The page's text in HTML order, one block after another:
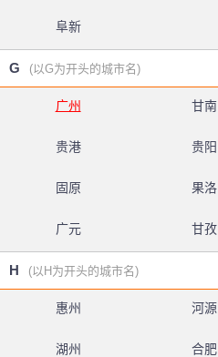
阜新
G (以G为开头的城市名)
广州 甘南
贵港 贵阳
固原 果洛
广元 甘孜
H (以H为开头的城市名)
惠州 河源
湖州 合肥